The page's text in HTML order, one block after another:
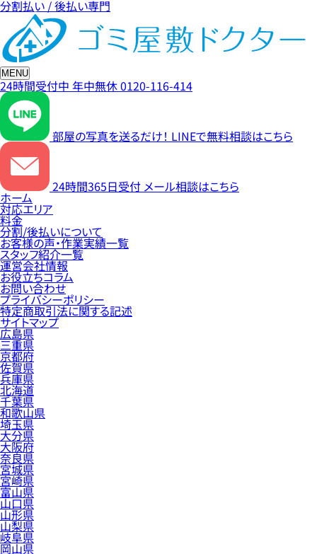
分割払い / 後払い専門
MENU
24時間受付中 年中無休0120-116-414
部屋の写真を送るだけ！ LINEで無料相談はこちら
24時間365日受付 メール相談はこちら
ホーム
対応エリア
料金
分割/後払いについて
お客様の声・作業実績一覧
スタッフ紹介一覧
運営会社情報
お役立ちコラム
お問い合わせ
プライバシーポリシー
特定商取引法に関する記述
サイトマップ
広島県
三重県
京都府
佐賀県
兵庫県
北海道
千葉県
和歌山県
埼玉県
大分県
大阪府
奈良県
宮城県
宮崎県
富山県
山口県
山形県
山梨県
岐阜県
岡山県